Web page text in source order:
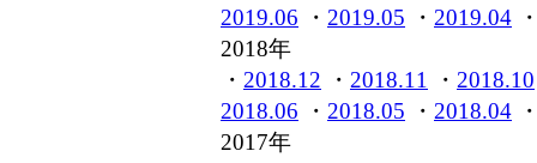
2019.06 ・ 2019.05 ・ 2019.04
2018年
・ 2018.12 ・ 2018.11 ・ 2018.10
2018.06 ・ 2018.05 ・ 2018.04
2017年